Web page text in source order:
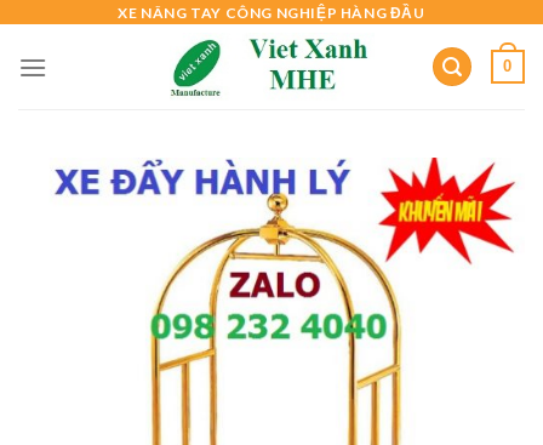
content
XE NÂNG TAY CÔNG NGHIỆP HÀNG ĐẦU
0